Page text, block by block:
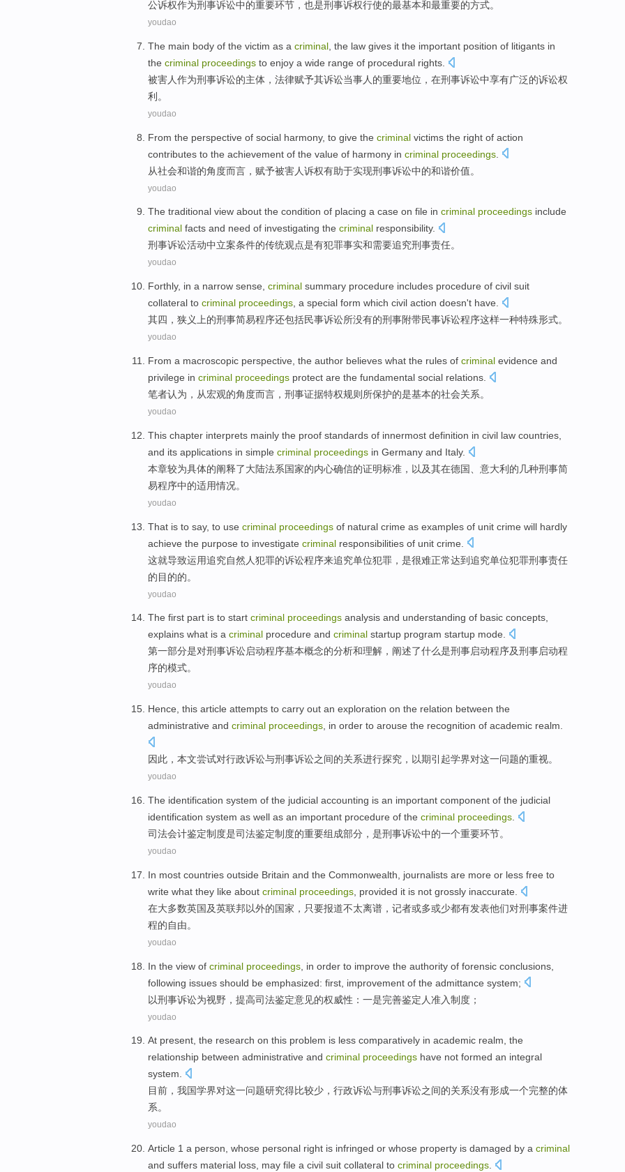
公诉权作为刑事诉讼中的重要环节 ， 也是刑事诉权行使的最基本和最重要的方式。
youdao
The main body of the victim as a criminal , the law gives it the important position of litigants in
the criminal proceedings to enjoy a wide range of procedural rights
被害人作为刑事诉讼的主体 ， 法律赋予其诉讼当事人 的重要地位 ， 在刑事诉讼中享有广泛的诉讼权
利 。
youdao
From the perspective of social harmony, to give the criminal victims the right of action
contributes to the achievement of the value of harmony in criminal proceedings
从社会和谐的角度而言 ， 赋予被害人诉权有助于实现刑事诉讼中的和谐价值。
youdao
The traditional view about the condition of placing a case on file in criminal proceedings include
criminal facts and need of investigating the criminal responsibility.
刑事诉讼活动中立案条件的传统观点是有犯罪事实和需要追究刑事责任。
youdao
Forthly, in a narrow sense, criminal summary procedure includes procedure of civil suit
collateral to criminal proceedings a special form which civil action doesn't have.
其四 ，狭义上的刑事简易程序还包括民事诉讼所没有的刑事附带民事诉讼程序这样一种特殊形式。
youdao
From a macroscopic perspective the author believes what the rules of criminal evidence and
privilege in criminal proceedings protect are the fundamental social relations
笔者认为 ， 从宏观的角度而言 ， 刑事证据特权规则 所保护的是基本的社会关系。
youdao
This chapter interprets mainly the proof standards of innermost definition in civil law countries
and its applications in simple criminal proceedings in Germany and Italy.
本章较为具体的阐释了大陆法系国家的内心确信的证明标准 ， 以及其在德国 、意大利的几种刑事简
易程序中的适用情况。
youdao
That is to say, to use criminal proceedings of natural crime as examples of unit crime will hardly
achieve the purpose to investigate criminal responsibilities of unit crime.
这就导致运用追究自然人犯罪的诉讼程序来追究单位犯罪，是很难正常达到追究单位犯罪刑事责任
的目的的。
youdao
The first part is to start criminal proceedings analysis and understanding of basic concepts,
explains what is a criminal procedure and criminal startup program startup mode.
第一部分是对刑事诉讼启动程序基本概念的分析和理解 ， 阐述了什么是刑事启动程序及刑事启动程
序的模式。
youdao
Hence this article attempts to carry out an exploration on the relation between the
administrative and criminal proceedings , in order to arouse the recognition of academic realm.
因此 ， 本文尝试对行政诉讼与刑事诉讼之间的关系进行探究 ， 以期引起学界对这一问题的重视。
youdao
The identification system of the judicial accounting is an important component of the judicial
identification system as well as an important procedure of the criminal proceedings
司法会计鉴定制度是司法鉴定制度的重要组成部分， 是刑事诉讼中的一个重要环节。
youdao
In most countries outside Britain and the Commonwealth journalists are more or less free to
write what they like about criminal proceedings provided it is not grossly inaccurate
在大多数英国及英联邦以外的国家 ， 只要报道不太离谱 ， 记者或多或少都有发表他们对刑事案件进
程的自由。
youdao
In the view of criminal proceedings , in order to improve the authority of forensic conclusions,
following issues should be emphasized: first improvement of the admittance system;
以刑事诉讼为视野 ， 提高司法鉴定意见的权威性 ： 一是完善鉴定人准入制度 ；
youdao
At present, the research on this problem is less comparatively in academic realm, the
relationship between administrative and criminal proceedings have not formed an integral
system.
目前 ， 我国学界对这一问题研究得比较少 ， 行政诉讼与刑事诉讼之间的关系没有形成一个完整的体
系。
youdao
Article 1 a person, whose personal right is infringed or whose property is damaged by a criminal
and suffers material loss may file a civil suit collateral to criminal proceedings